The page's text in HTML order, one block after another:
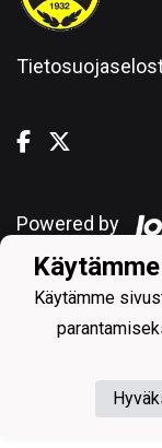
Powered by
Käytämme